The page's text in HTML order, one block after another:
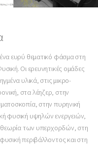
ευρύ θεματικό φάσμα στη
Οι ερευνητικές ομάδες
υλικά, στις μικρο-
στα λέηζερ, στην
στην πυρηνική
φυσική υψηλών ενεργειών,
θεωρία των υπερχορδών, στη
περιβάλλοντος και στη